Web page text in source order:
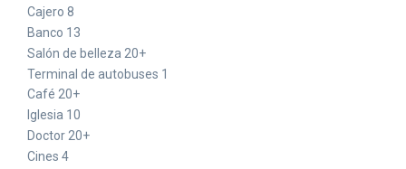
Cajero 8
Banco 13
Salón de belleza 20+
Terminal de autobuses 1
Café 20+
Iglesia 10
Doctor 20+
Cines 4